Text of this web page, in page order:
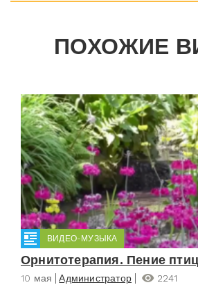
ПОХОЖИЕ
ВИДЕО-МУЗЫКА
Орнитотерапия. Пение птиц
10 мая Администратор
2241